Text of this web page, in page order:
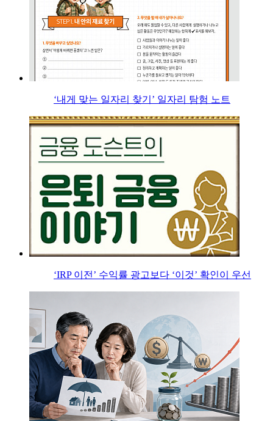
‘내게 맞는 일자리 찾기’ 일자리 탐험 노트
‘IRP 이전’ 수익률 광고보다 ‘이것’ 확인이 우선